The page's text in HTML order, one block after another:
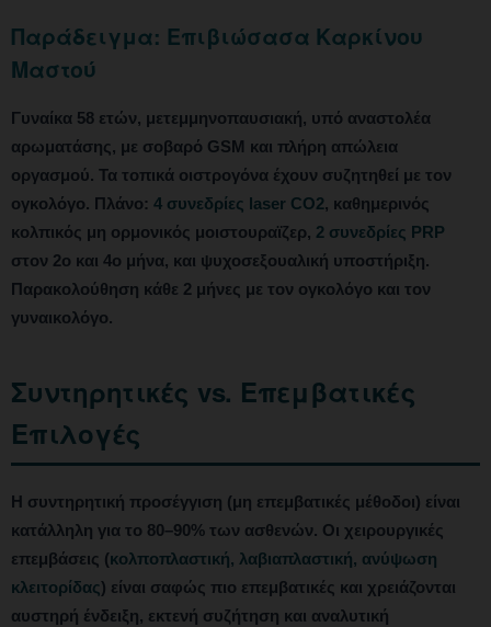
Παράδειγμα: Επιβιώσασα Καρκίνου
Μαστού
Γυναίκα 58 ετών, μετεμμηνοπαυσιακή, υπό αναστολέα
αρωματάσης, με σοβαρό GSM και πλήρη απώλεια
οργασμού. Τα τοπικά οιστρογόνα έχουν συζητηθεί με τον
ογκολόγο. Πλάνο: 4 συνεδρίες laser CO2, καθημερινός
κολπικός μη ορμονικός μοιστουραϊζερ, 2 συνεδρίες PRP
στον 2ο και 4ο μήνα, και ψυχοσεξουαλική υποστήριξη.
Παρακολούθηση κάθε 2 μήνες με τον ογκολόγο και τον
γυναικολόγο.
Συντηρητικές vs. Επεμβατικές
Επιλογές
Η συντηρητική προσέγγιση (μη επεμβατικές μέθοδοι) είναι
κατάλληλη για το 80–90% των ασθενών. Οι χειρουργικές
επεμβάσεις (κολποπλαστική, λαβιαπλαστική, ανύψωση
κλειτορίδας) είναι σαφώς πιο επεμβατικές και χρειάζονται
αυστηρή ένδειξη, εκτενή συζήτηση και αναλυτική